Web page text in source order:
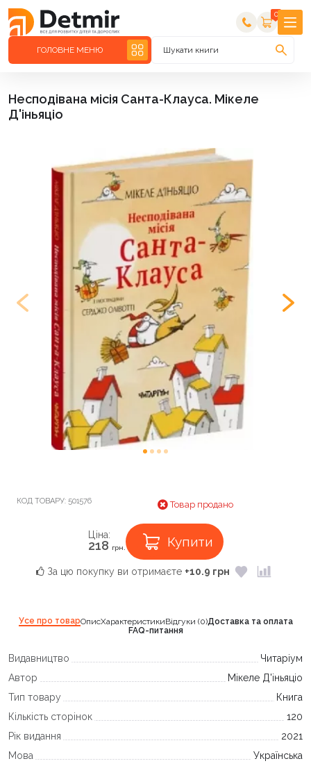
0
ГОЛОВНЕ МЕНЮ Шукати книги
Несподівана місія Санта-Клауса. Мікеле
Д'іньяціо
КОД ТОВАРУ: 501576 Товар продано
Ціна:
218 грн. Купити
За цю покупку ви отримаєте +10.9 грн
Усе про товарОписХарактеристикиВідгуки (0)Доставка та оплата
FAQ-питання
Видавництво
Читаріум
Автор
Мікеле Д'іньяціо
Тип товару
Книга
Кількість сторінок
120
Рік видання
2021
Мова
Українська